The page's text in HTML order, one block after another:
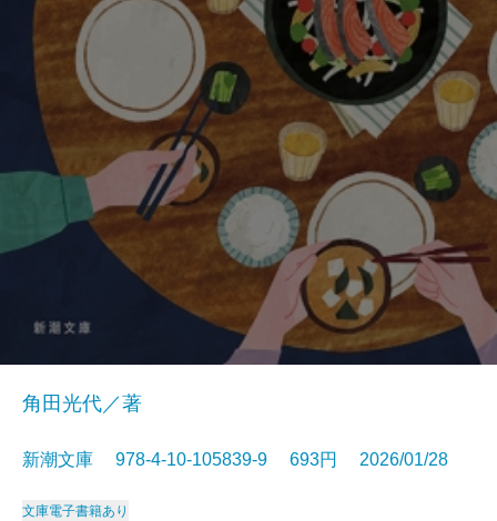
角田光代／著
新潮文庫 978-4-10-105839-9 693円 2026/01/28
文庫電子書籍あり